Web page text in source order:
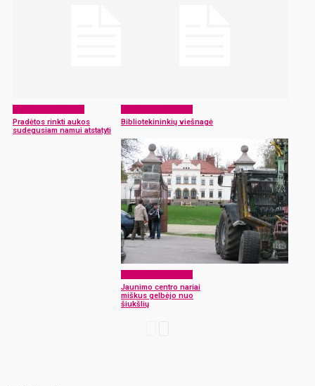
Pradėtos rinkti aukos
sudegusiam namui atstatyti
Bibliotekininkių viešnagė
Jaunimo centro nariai
miškus gelbėjo nuo
šiukšlių